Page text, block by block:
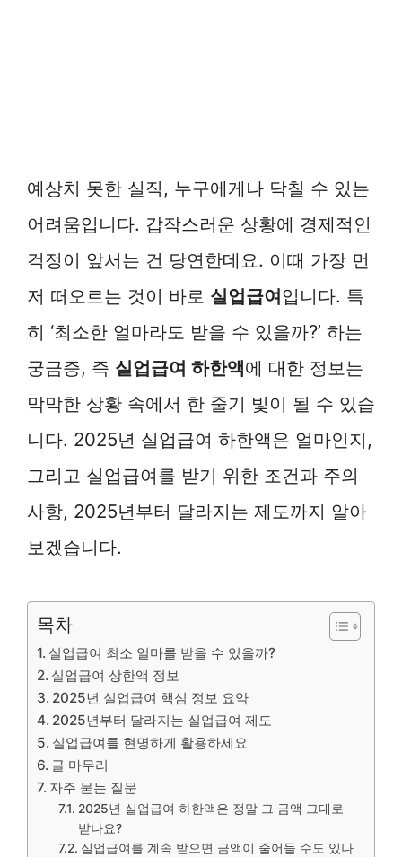
예상치 못한 실직, 누구에게나 닥칠 수 있는
어려움입니다. 갑작스러운 상황에 경제적인
걱정이 앞서는 건 당연한데요. 이때 가장 먼
저 떠오르는 것이 바로 실업급여입니다. 특
히 ‘최소한 얼마라도 받을 수 있을까?’ 하는
궁금증, 즉 실업급여 하한액에 대한 정보는
막막한 상황 속에서 한 줄기 빛이 될 수 있습
니다. 2025년 실업급여 하한액은 얼마인지,
그리고 실업급여를 받기 위한 조건과 주의
사항, 2025년부터 달라지는 제도까지 알아
보겠습니다.
목차
실업급여 최소 얼마를 받을 수 있을까?
실업급여 상한액 정보
2025년 실업급여 핵심 정보 요약
2025년부터 달라지는 실업급여 제도
실업급여를 현명하게 활용하세요
글 마무리
자주 묻는 질문
2025년 실업급여 하한액은 정말 그 금액 그대로
받나요?
실업급여를 계속 받으면 금액이 줄어들 수도 있나